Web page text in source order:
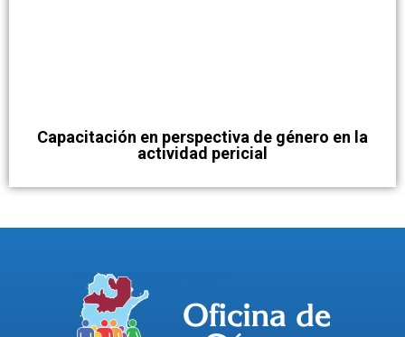
Capacitación en perspectiva de género en la
actividad pericial